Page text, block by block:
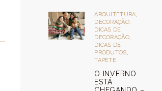
ARQUITETURA,
DECORAÇÃO,
DICAS DE
DECORAÇÃO,
DICAS DE
PRODUTOS,
TAPETE
O INVERNO
ESTÁ